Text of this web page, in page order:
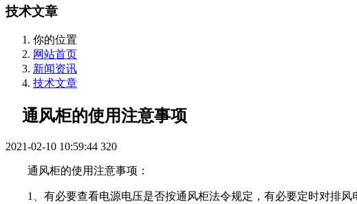
技术文章
你的位置
网站首页
新闻资讯
技术文章
通风柜的使用注意事项
2021-02-10 10:59:44 320
通风柜的使用注意事项：
1、有必要查看电源电压是否按通风柜法令规定，有必要定时对排风